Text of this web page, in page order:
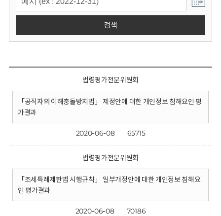
검색
법령평가전문위원회
「공직자의 이해충돌방지법」 제정안에 대한 개인정보 침해요인 평
가결과
2020-06-08 65715
법령평가전문위원회
「조세특례제한법 시행규칙」 일부개정안에 대한 개인정보 침해요
인 평가결과
2020-06-08 70186